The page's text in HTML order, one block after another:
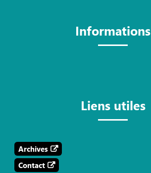
Informations
Liens utiles
Archives
Contact